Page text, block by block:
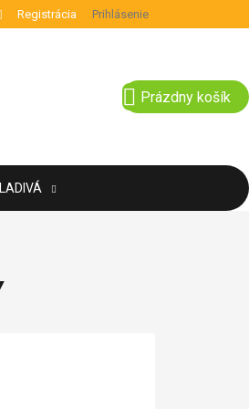
Registrácia Prihlásenie
NÁKUPNÝ
Prázdny košík